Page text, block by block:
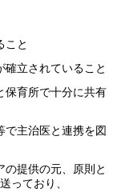
こと
立されていること
育所で十分に共有
主治医と連携を図
提供の元、原則と
っており、